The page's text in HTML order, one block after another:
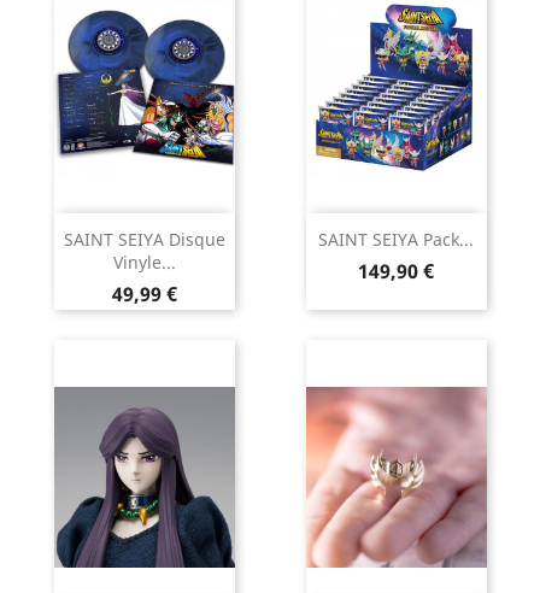
SAINT SEIYA Disque
Vinyle...
Prix
49,99 €
SAINT SEIYA Pack...
Prix
149,90 €